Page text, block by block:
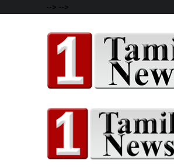
--> -->